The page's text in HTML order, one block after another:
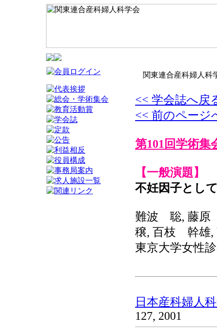
関東連合産科婦人科
<< 学会誌へ戻
<< 前のページ
第101回学術集
【一般演題】
不妊因子とし
難波 聡, 藤
穣, 百枝 幹雄
東京大学女性
日本産科婦人
127, 2001